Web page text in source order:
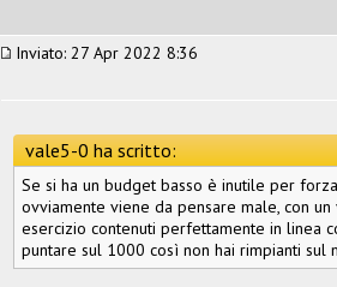
Inviato: 27 Apr 2022 8:36
vale5-0 ha scritto:
Se si ha un budget basso è inutile per
ovviamente viene da pensare male, con
esercizio contenuti perfettamente in linea
puntare sul 1000 così non hai rimpianti sul